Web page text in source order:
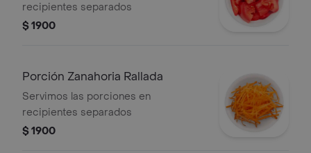
recipientes separados
$ 1900
Porción Zanahoria Rallada
Servimos las porciones en
recipientes separados
$ 1900